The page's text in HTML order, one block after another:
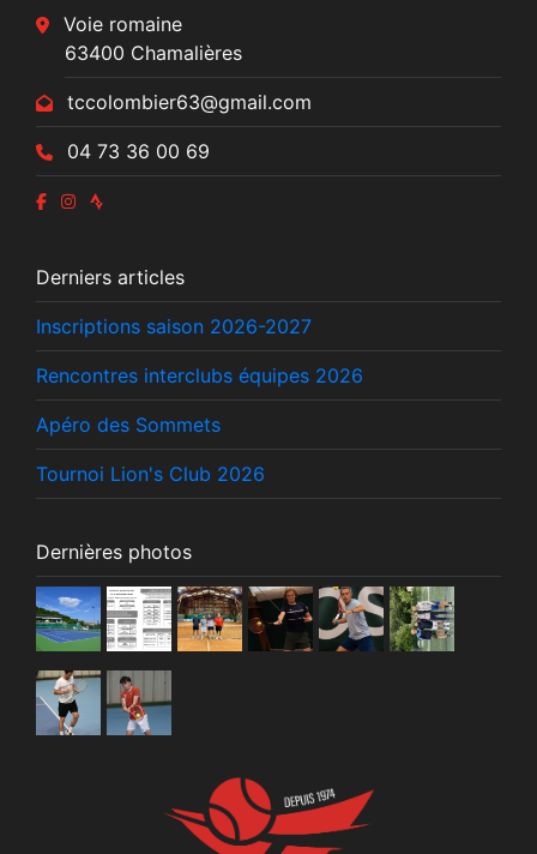
Voie romaine
63400 Chamalières
tccolombier63@gmail.com
04 73 36 00 69
Derniers articles
Inscriptions saison 2026-2027
Rencontres interclubs équipes 2026
Apéro des Sommets
Tournoi Lion's Club 2026
Dernières photos